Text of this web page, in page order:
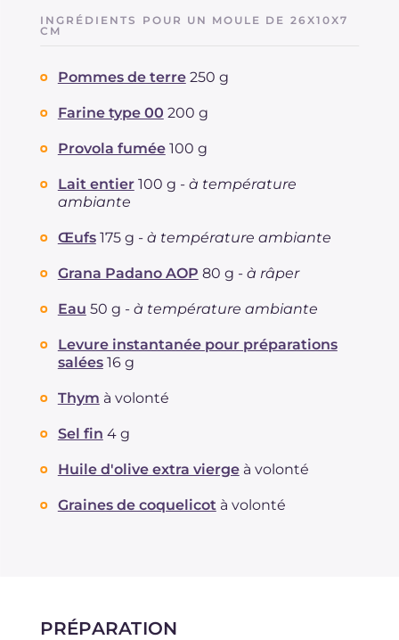
INGRÉDIENTS POUR UN MOULE DE 26X10X7
CM
Pommes de terre 250 g
Farine type 00 200 g
Provola fumée 100 g
Lait entier 100 g - à température
ambiante
Œufs 175 g - à température ambiante
Grana Padano AOP 80 g - à râper
Eau 50 g - à température ambiante
Levure instantanée pour préparations
salées 16 g
Thym à volonté
Sel fin 4 g
Huile d'olive extra vierge à volonté
Graines de coquelicot à volonté
PRÉPARATION